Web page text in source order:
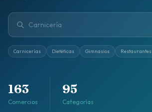
Carnicerías Dietéticas Gimnasios Restaurantes
163
Comercios
95
Categorías